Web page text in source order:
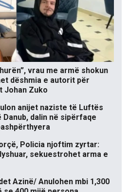
vrau me armë shokun
dëshmia e autorit për
Johan Zuko
anijet naziste të Luftës
dalin në sipërfaqe
Policia njoftim zyrtar:
sekuestrohet arma e
Azinë/ Anulohen mbi 1,300